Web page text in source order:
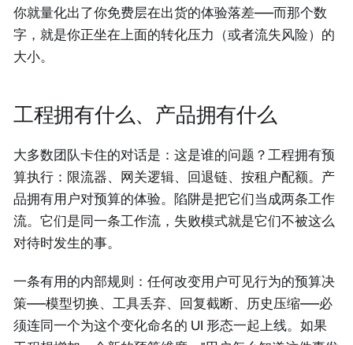
你就量化出了你免费层在出货的体验落差——而那个数
字，就是你正坐在上面的转化压力（或者流失风险）的
大小。
工程拥有什么、产品拥有什么
大多数团队卡住的对话是：这是谁的问题？工程拥有预
算执行：限流器、网关逻辑、回退链、按租户配额。产
品拥有用户对预算的体验。陷阱是把它们当成两条工作
流。它们是同一条工作流，失败模式就是它们不被这么
对待时发生的事。
一条有用的内部规则：任何改变用户可见行为的预算决
策——模型切换、工具丢弃、回复截断、历史压缩——必
须连同一个为这个变化命名的 UI 形态一起上线。如果